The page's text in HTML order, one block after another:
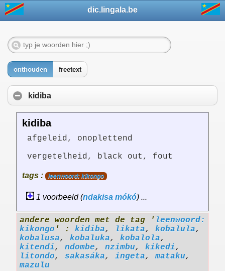
dic.lingala.be
onthouden freetext
kidiba
kidiba
afgeleid, onoplettend
vergetelheid, black out, fout
tags : leenwoord: kikongo
1 voorbeeld (ndakisa mókó) ...
andere woorden met de tag ' leenwoord:
kikongo ' : kidiba, likata, kobalula,
kobalusa, kobaluka, kobalola,
kitendi, ndombe, nzimbu, kikedi,
litondo, sakasáka, ingeta,mataku,
mazulu